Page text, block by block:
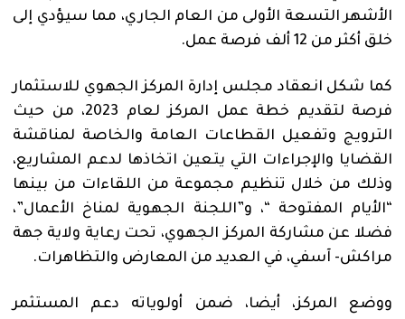
الأشهر التسعة الأولى من العام الجاري، مما سيؤدي إلى
خلق أكثر من 12 ألف فرصة عمل.
كما شكل انعقاد مجلس إدارة المركز الجهوي للاستثمار
فرصة لتقديم خطة عمل المركز لعام 2023، من حيث
الترويج وتفعيل القطاعات العامة والخاصة لمناقشة
القضايا والإجراءات التي يتعين اتخاذها لدعم المشاريع،
وذلك من خلال تنظيم مجموعة من اللقاءات من بينها
“الأيام المفتوحة “، و”اللجنة الجهوية لمناخ الأعمال”،
فضلا عن مشاركة المركز الجهوي، تحت رعاية ولاية جهة
مراكش- آسفي، في العديد من المعارض والتظاهرات.
ووضع المركز، أيضا، ضمن أولوياته دعم المستثمر